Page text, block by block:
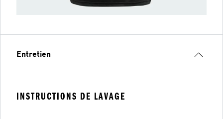
Entretien
INSTRUCTIONS DE LAVAGE